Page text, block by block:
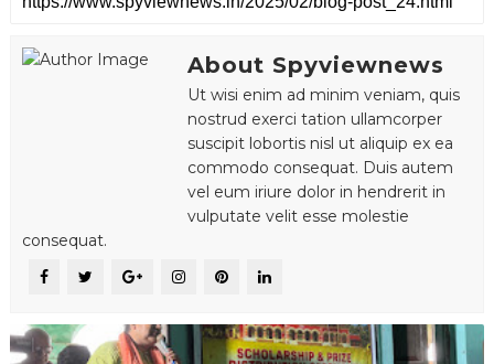
About Spyviewnews
Ut wisi enim ad minim veniam, quis
nostrud exerci tation ullamcorper
suscipit lobortis nisl ut aliquip ex ea
commodo consequat. Duis autem
vel eum iriure dolor in hendrerit in
vulputate velit esse molestie
consequat.